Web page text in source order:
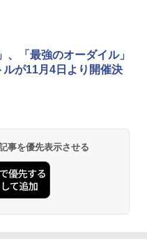
、「最強のオーダイル」
ルが11月4日より開催決
事を優先表示させる